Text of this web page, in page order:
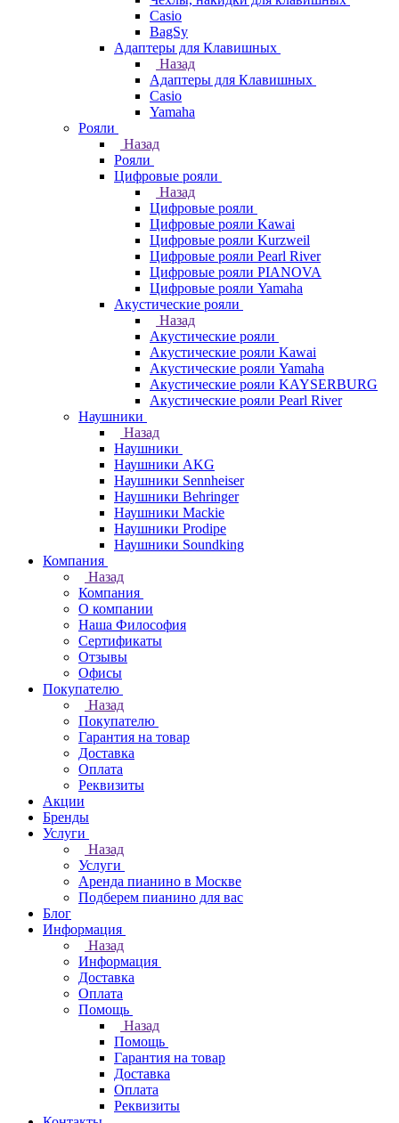
Casio
BagSy
Адаптеры для Клавишных
Назад
Адаптеры для Клавишных
Casio
Yamaha
Рояли
Назад
Рояли
Цифровые рояли
Назад
Цифровые рояли
Цифровые рояли Kawai
Цифровые рояли Kurzweil
Цифровые рояли Pearl River
Цифровые рояли PIANOVA
Цифровые рояли Yamaha
Акустические рояли
Назад
Акустические рояли
Акустические рояли Kawai
Акустические рояли Yamaha
Акустические рояли KAYSERBURG
Акустические рояли Pearl River
Наушники
Назад
Наушники
Наушники AKG
Наушники Sennheiser
Наушники Behringer
Наушники Mackie
Наушники Prodipe
Наушники Soundking
Компания
Назад
Компания
О компании
Наша Философия
Сертификаты
Отзывы
Офисы
Покупателю
Назад
Покупателю
Гарантия на товар
Доставка
Оплата
Реквизиты
Акции
Бренды
Услуги
Назад
Услуги
Аренда пианино в Москве
Подберем пианино для вас
Блог
Информация
Назад
Информация
Доставка
Оплата
Помощь
Назад
Помощь
Гарантия на товар
Доставка
Оплата
Реквизиты